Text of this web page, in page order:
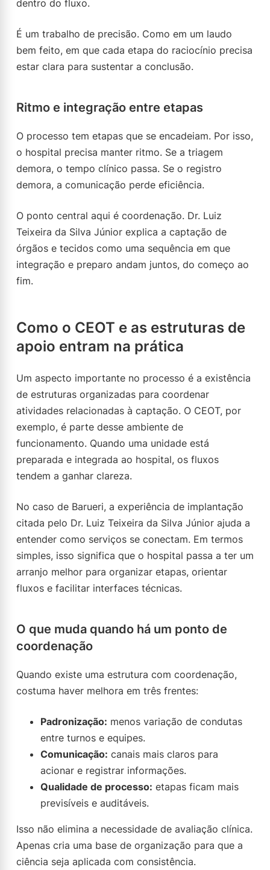
dentro do fluxo.
É um trabalho de precisão. Como em um laudo
bem feito, em que cada etapa do raciocínio precisa
estar clara para sustentar a conclusão.
Ritmo e integração entre etapas
O processo tem etapas que se encadeiam. Por isso,
o hospital precisa manter ritmo. Se a triagem
demora, o tempo clínico passa. Se o registro
demora, a comunicação perde eficiência.
O ponto central aqui é coordenação. Dr. Luiz
Teixeira da Silva Júnior explica a captação de
órgãos e tecidos como uma sequência em que
integração e preparo andam juntos, do começo ao
fim.
Como o CEOT e as estruturas de
apoio entram na prática
Um aspecto importante no processo é a existência
de estruturas organizadas para coordenar
atividades relacionadas à captação. O CEOT, por
exemplo, é parte desse ambiente de
funcionamento. Quando uma unidade está
preparada e integrada ao hospital, os fluxos
tendem a ganhar clareza.
No caso de Barueri, a experiência de implantação
citada pelo Dr. Luiz Teixeira da Silva Júnior ajuda a
entender como serviços se conectam. Em termos
simples, isso significa que o hospital passa a ter um
arranjo melhor para organizar etapas, orientar
fluxos e facilitar interfaces técnicas.
O que muda quando há um ponto de
coordenação
Quando existe uma estrutura com coordenação,
costuma haver melhora em três frentes:
Padronização: menos variação de condutas
entre turnos e equipes.
Comunicação: canais mais claros para
acionar e registrar informações.
Qualidade de processo: etapas ficam mais
previsíveis e auditáveis.
Isso não elimina a necessidade de avaliação clínica.
Apenas cria uma base de organização para que a
ciência seja aplicada com consistência.